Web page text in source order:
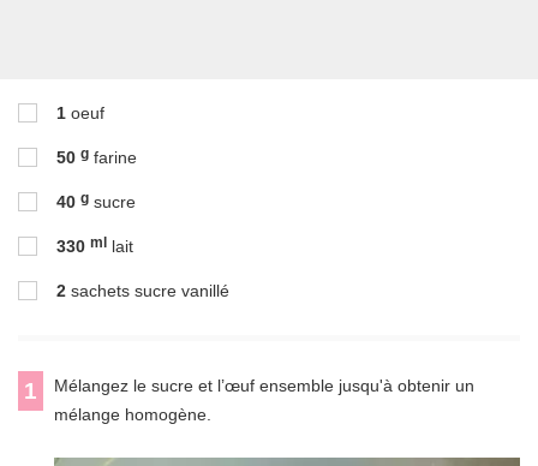
1 oeuf
50 g farine
40 g sucre
330 ml lait
2 sachets sucre vanillé
1
Mélangez le sucre et l’œuf ensemble jusqu'à obtenir un
mélange homogène.